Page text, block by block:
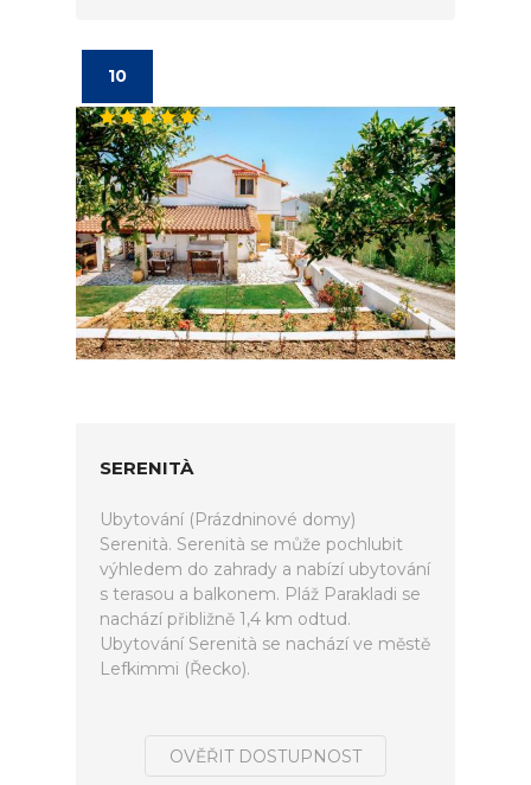
10
SERENITÀ
Ubytování (Prázdninové domy)
Serenità. Serenità se může pochlubit
výhledem do zahrady a nabízí ubytování
s terasou a balkonem. Pláž Parakladi se
nachází přibližně 1,4 km odtud.
Ubytování Serenità se nachází ve městě
Lefkimmi (Řecko).
OVĚŘIT DOSTUPNOST